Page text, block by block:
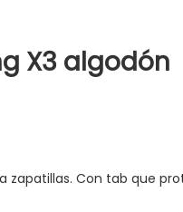
X3 algodón
zapatillas. Con tab que